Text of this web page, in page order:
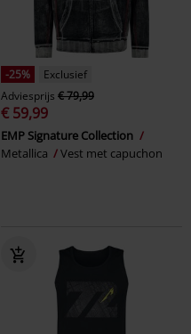
-25%
Exclusief
Adviesprijs € 79,99
€ 59,99
EMP Signature Collection
Metallica
Vest met capuchon